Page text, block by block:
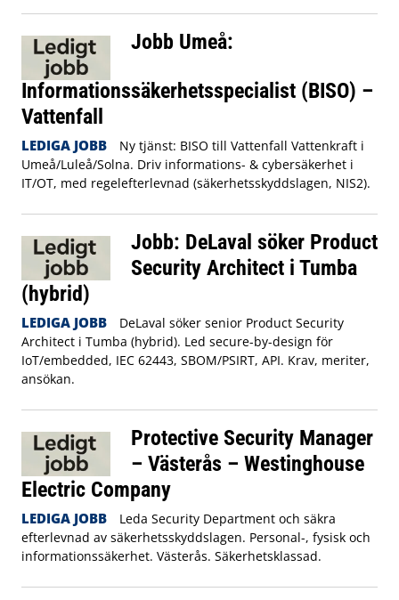
Jobb Umeå:
Informationssäkerhetsspecialist (BISO) –
Vattenfall
LEDIGA JOBB
Ny tjänst: BISO till Vattenfall Vattenkraft i
Umeå/Luleå/Solna. Driv informations- & cybersäkerhet i
IT/OT, med regelefterlevnad (säkerhetsskyddslagen, NIS2).
Jobb: DeLaval söker Product
Security Architect i Tumba
(hybrid)
LEDIGA JOBB
DeLaval söker senior Product Security
Architect i Tumba (hybrid). Led secure-by-design för
IoT/embedded, IEC 62443, SBOM/PSIRT, API. Krav, meriter,
ansökan.
Protective Security Manager
– Västerås – Westinghouse
Electric Company
LEDIGA JOBB
Leda Security Department och säkra
efterlevnad av säkerhetsskyddslagen. Personal-, fysisk och
informationssäkerhet. Västerås. Säkerhetsklassad.